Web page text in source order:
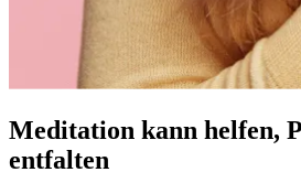
Meditation kann helfen,
entfalten